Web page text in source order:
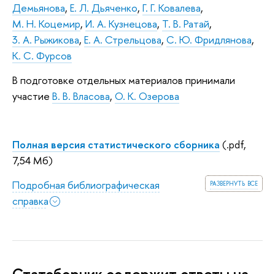
Демьянова, Е. Л. Дьяченко, Г. Г. Ковалева,
М. Н. Коцемир, И. А. Кузнецова, Т. В. Ратай,
3. А. Рыжикова, Е. А. Стрельцова, С. Ю. Фридлянова,
К. С. Фурсов
В подготовке отдельных материалов принимали
участие В. В. Власова, О. К. Озерова
Полная версия статистического сборника (.pdf,
7,54 Мб)
развернуть все
Подробная библиографическая
справка